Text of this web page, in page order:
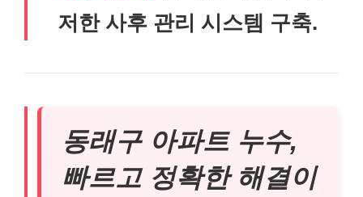
저한 사후 관리 시스템 구축.
동래구 아파트 누수,
빠르고 정확한 해결이